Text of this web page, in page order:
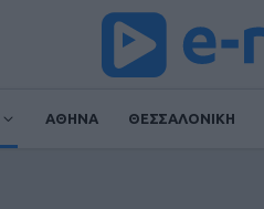
ΑΘΗΝΑ ΘΕΣΣΑΛΟΝΙΚΗ